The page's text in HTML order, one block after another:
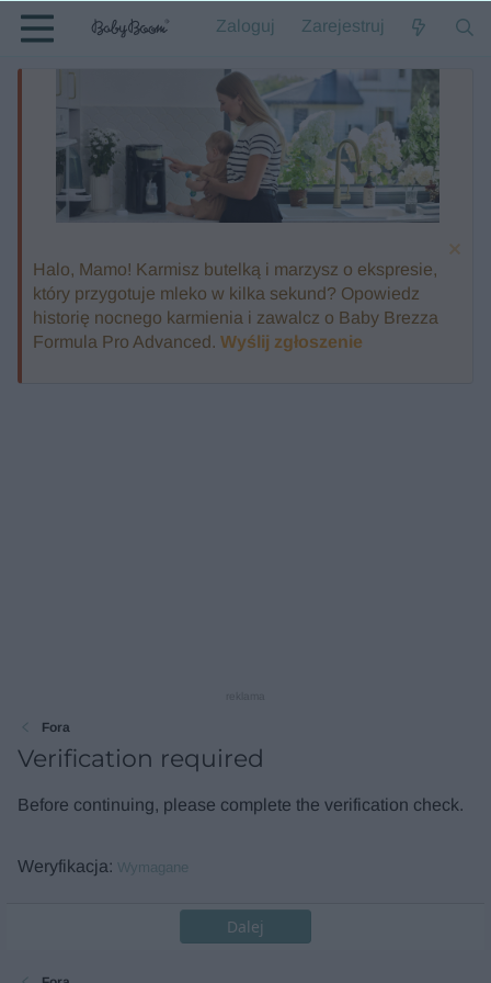
Zaloguj Zarejestruj
Halo, Mamo! Karmisz butelką i marzysz o ekspresie,
który przygotuje mleko w kilka sekund? Opowiedz
historię nocnego karmienia i zawalcz o Baby Brezza
Formula Pro Advanced. Wyślij zgłoszenie
Fora
Verification required
Before continuing, please complete the verification check.
Weryfikacja Wymagane
Dalej